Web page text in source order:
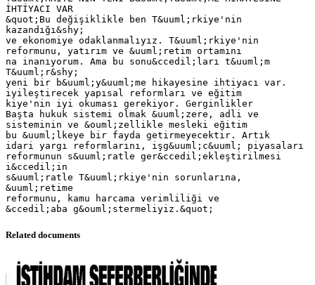
İHTİYACI VAR
&quot;Bu değişiklikle ben T&uuml;rkiye'nin
kazandığı&shy;
ve ekonomiye odaklanmalıyız. T&uuml;rkiye'nin
reformunu, yatırım ve &uuml;retim ortamını
na inanıyorum. Ama bu sonu&ccedil;ları t&uuml;m
T&uuml;r&shy;
yeni bir b&uuml;y&uuml;me hikayesine ihtiyacı var.
iyileştirecek yapısal reformları ve eğitim
kiye'nin iyi okuması gerekiyor. Gerginlikler
Başta hukuk sistemi olmak &uuml;zere, adli ve
sisteminin ve &ouml;zellikle mesleki eğitim
bu &uuml;lkeye bir fayda getirmeyecektir. Artık
idari yargı reformlarını, işg&uuml;c&uuml; piyasaları
reformunun s&uuml;ratle ger&ccedil;ekleştirilmesi
i&ccedil;in
s&uuml;ratle T&uuml;rkiye'nin sorunlarına,
&uuml;retime
reformunu, kamu harcama verimliliği ve
Related documents